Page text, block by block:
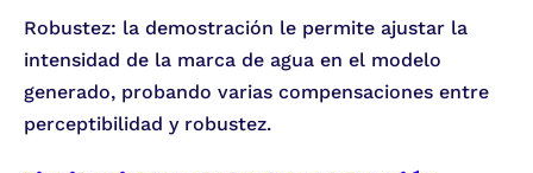
Robustez: la demostración le permite ajustar la
intensidad de la marca de agua en el modelo
generado, probando varias compensaciones entre
perceptibilidad y robustez.